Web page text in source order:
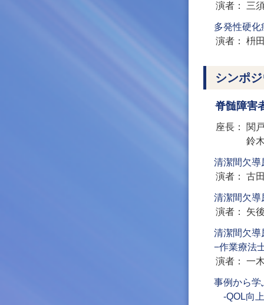
演者
三
多発性硬化
演者
枡
シンポ
脊髄障害
座長
関
鈴
清潔間欠導
演者
古
清潔間欠導
演者
矢
清潔間欠導
−作業療法
演者
一
事例から学
-QOL向